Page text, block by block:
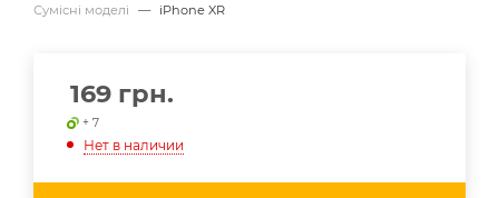
Сумісні моделі — iPhone XR
169 грн.
+ 7
Нет в наличии